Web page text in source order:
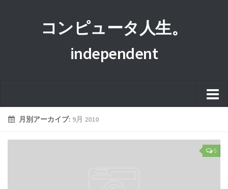
コンピュータ人生。
independent
ホーム
月別アーカイブ: 9月 2010
0